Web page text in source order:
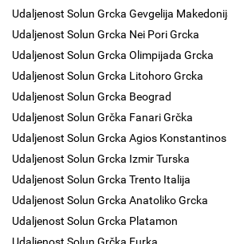
Udaljenost Solun Grcka Gevgelija
Udaljenost Solun Grcka Nei Pori Grcka
Udaljenost Solun Grcka Olimpijada Grcka
Udaljenost Solun Grcka Litohoro Grcka
Udaljenost Solun Grcka Beograd
Udaljenost Solun Grčka Fanari Grčka
Udaljenost Solun Grcka Agios Konstantinos
Udaljenost Solun Grcka Izmir Turska
Udaljenost Solun Grcka Trento Italija
Udaljenost Solun Grcka Anatoliko Grcka
Udaljenost Solun Grcka Platamon